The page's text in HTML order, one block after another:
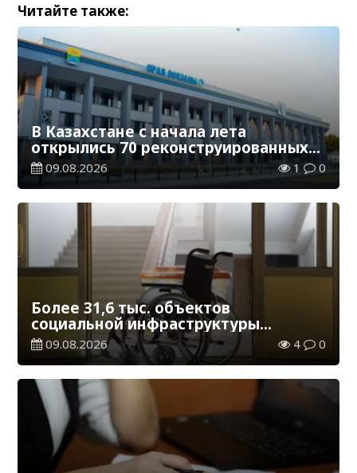
Читайте также:
В Казахстане с начала лета
открылись 70 реконструированных
железнодорожных вокзалов
09.08.2026 1 0
Более 31,6 тыс. объектов
социальной инфраструктуры
адаптированы для лиц с
инвалидностью
09.08.2026 4 0